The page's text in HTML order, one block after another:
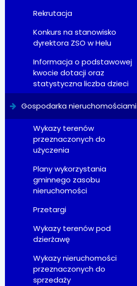
Rekrutacja
Konkurs na stanowisko
dyrektora ZSO w Helu
Informacja o podstawowej
kwocie dotacji oraz
statystyczna liczba dzieci
Gospodarka nieruchomościami
Wykazy terenów
przeznaczonych do
użyczenia
Plany wykorzystania
gminnego zasobu
nieruchomości
Przetargi
Wykazy terenów pod
dzierżawę
Wykazy nieruchomości
przeznaczonych do
sprzedaży